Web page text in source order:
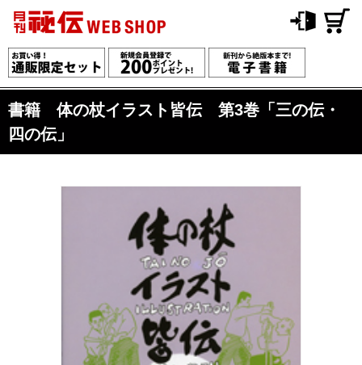
書籍 体の杖イラスト皆伝 第3巻「三の伝・
四の伝」